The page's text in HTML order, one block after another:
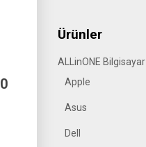
Ürünler
ALLinONE Bilgisayar
Apple
Asus
Dell